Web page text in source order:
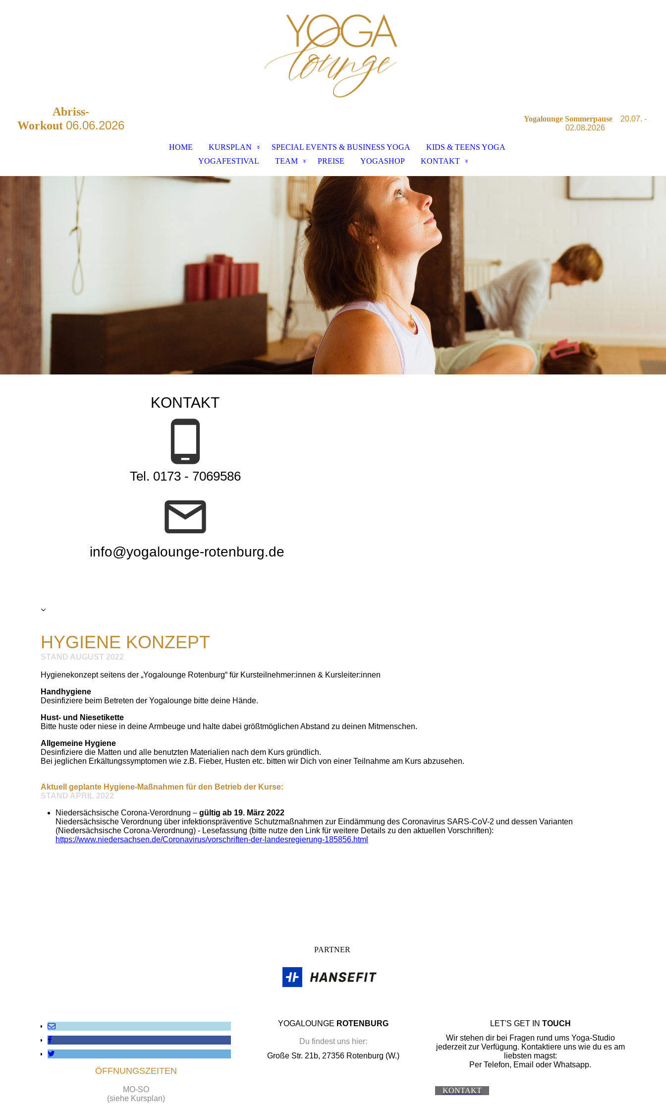
Abriss-
Workout 06.06.2026 Yogalounge Sommerpause 20.07. -
02.08.2026
HOME KURSPLAN SPECIAL EVENTS & BUSINESS YOGA
KIDS & TEENS YOGA
YOGAFESTIVAL
TEAM PREISE YOGASHOP KONTAKT
KONTAKT
Tel. 0173 - 7069586
info@yogalounge-rotenburg.de
HYGIENE KONZEPT
STAND AUGUST 2022
Hygienekonzept seitens der „Yogalounge Rotenburg“ für Kursteilnehmer:innen & Kursleiter:innen
Handhygiene
Desinfiziere beim Betreten der Yogalounge bitte deine Hände.
Hust- und Niesetikette
Bitte huste oder niese in deine Armbeuge und halte dabei größtmöglichen Abstand zu deinen Mitmenschen.
Allgemeine Hygiene
Desinfiziere die Matten und alle benutzten Materialien nach dem Kurs gründlich.
Bei jeglichen Erkältungssymptomen wie z.B. Fieber, Husten etc. bitten wir Dich von einer Teilnahme am Kurs abzusehen.
Aktuell geplante Hygiene-Maßnahmen für den Betrieb der Kurse:
STAND APRIL 2022
Niedersächsische Corona-Verordnung – gültig ab 19. März 2022
Niedersächsische Verordnung über infektionspräventive Schutzmaßnahmen zur Eindämmung des Coronavirus SARS-CoV-2 und dessen Varianten
(Niedersächsische Corona-Verordnung) - Lesefassung (bitte nutze den Link für weitere Details zu den aktuellen Vorschriften):
https://www.niedersachsen.de/Coronavirus/vorschriften-der-landesregierung-185856.html
PARTNER
ÖFFNUNGSZEITEN
MO-SO
(siehe Kursplan)
YOGALOUNGE ROTENBURG
Du findest uns hier:
Große Str. 21b, 27356 Rotenburg (W.)
LET'S GET IN TOUCH
Wir stehen dir bei Fragen rund ums Yoga-Studio
jederzeit zur Verfügung. Kontaktiere uns wie du es am
liebsten magst:
Per Telefon, Email oder Whatsapp.
KONTAKT